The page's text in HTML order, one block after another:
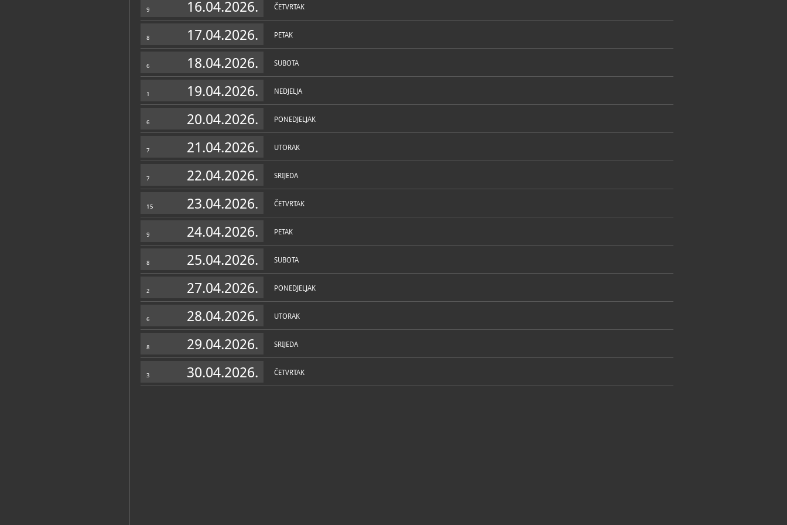
9 16.04.2026. ČETVRTAK
8 17.04.2026. PETAK
6 18.04.2026. SUBOTA
1 19.04.2026. NEDJELJA
6 20.04.2026. PONEDJELJAK
7 21.04.2026. UTORAK
7 22.04.2026. SRIJEDA
15 23.04.2026. ČETVRTAK
9 24.04.2026. PETAK
8 25.04.2026. SUBOTA
2 27.04.2026. PONEDJELJAK
6 28.04.2026. UTORAK
8 29.04.2026. SRIJEDA
3 30.04.2026. ČETVRTAK